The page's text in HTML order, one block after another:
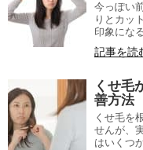
今っぽい
りとカッ
印象にな
記事を読
くせ毛
善方法
くせ毛を
せんが、
はいくつ